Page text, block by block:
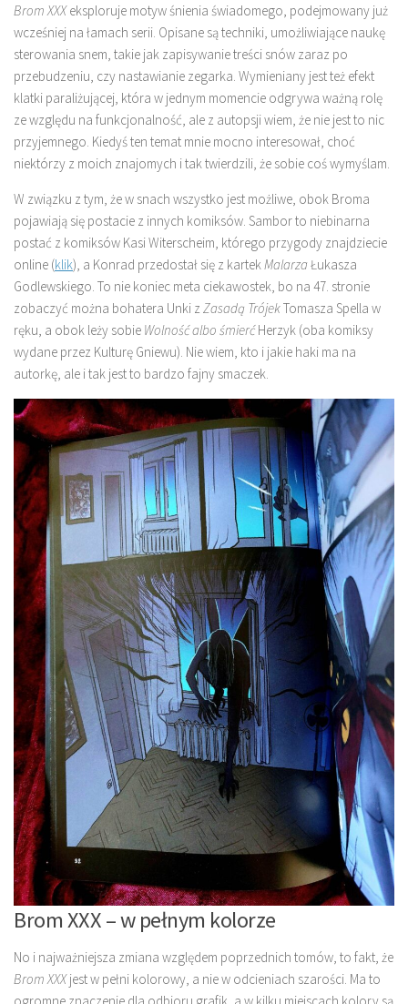
Brom XXXeksploruje motyw śnienia świadomego, podejmowany już
wcześniej na łamach serii. Opisane są techniki, umożliwiające naukę
sterowania snem, takie jak zapisywanie treści snów zaraz po
przebudzeniu, czy nastawianie zegarka. Wymieniany jest też efekt
klatki paraliżującej, która w jednym momencie odgrywa ważną rolę
ze względu na funkcjonalność, ale z autopsji wiem, że nie jest to nic
przyjemnego. Kiedyś ten temat mnie mocno interesował, choć
niektórzy z moich znajomych i tak twierdzili, że sobie coś wymyślam.
W związku z tym, że w snach wszystko jest możliwe, obok Broma
pojawiają się postacie z innych komiksów. Sambor to niebinarna
postać z komiksów Kasi Witerscheim, którego przygody znajdziecie
online (klik), a Konrad przedostał się z kartekMalarzaŁukasza
Godlewskiego. To nie koniec meta ciekawostek, bo na 47. stronie
zobaczyć można bohatera Unki z Zasadą TrójekTomasza Spella w
ręku, a obok leży sobie Wolność albo śmierćHerzyk (oba komiksy
wydane przez Kulturę Gniewu). Nie wiem, kto i jakie haki ma na
autorkę, ale i tak jest to bardzo fajny smaczek.
Brom XXX – w pełnym kolorze
No i najważniejsza zmiana względem poprzednich tomów, to fakt, że
Brom XXXjest w pełni kolorowy, a nie w odcieniach szarości. Ma to